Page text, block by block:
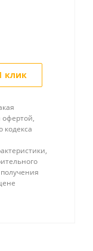
клик
кодекса